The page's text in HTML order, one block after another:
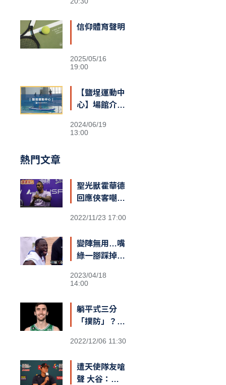
信仰體育聲明
2025/05/16
19:00
【鹽埕運動中
心】場館介紹
2024/06/19
13:00
熱門文章
聖光獸霍華德
回應俠客嘲諷
仇恨！我擁有
隊友，台灣給
我一對翅膀」
2022/11/23 17:00
變陣無用…嘴
綠一腳踩掉勇
2023/04/18
14:00
躺平式三分
「撲防」？
Kornet遮蓋
熱議
2022/12/06 11:30
遭天使隊友嗆
聲 大谷：還